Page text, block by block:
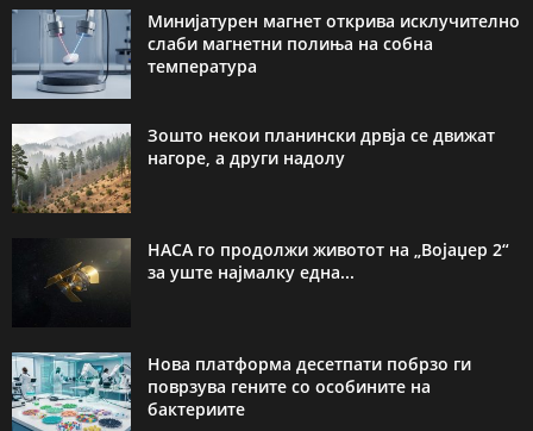
Минијатурен магнет открива исклучително
слаби магнетни полиња на собна
температура
Зошто некои планински дрвја се движат
нагоре, а други надолу
НАСА го продолжи животот на „Војаџер 2“
за уште најмалку една...
Нова платформа десетпати побрзо ги
поврзува гените со особините на
бактериите